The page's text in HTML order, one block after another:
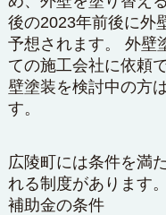
後の2023年前後に外
予想されます。 外壁
ての施工会社に依頼
壁塗装を検討中の方
す。
広陵町には条件を満
れる制度があります。
補助金の条件